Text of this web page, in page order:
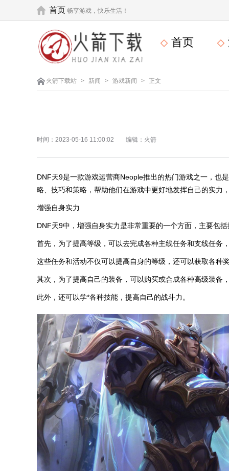
首页 畅享游戏，快乐生活！
首页
火箭下载站 > 新闻 > 游戏新闻 > 正文
时间：2023-05-16 11:00:02 编辑：火箭
DNF天9是一款游戏运营商Neople推出的热门游戏之一，也
略、技巧和策略，帮助他们在游戏中更好地发挥自己的实力
增强自身实力
DNF天9中，增强自身实力是非常重要的一个方面，主要包
首先，为了提高等级，可以去完成各种主线任务和支线任务
这些任务和活动不仅可以提高自身的等级，还可以获取各种
其次，为了提高自己的装备，可以购买或合成各种高级装备
此外，还可以学*各种技能，提高自己的战斗力。